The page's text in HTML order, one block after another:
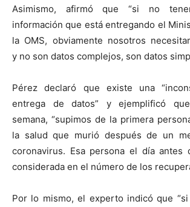
Asimismo, afirmó que “si no
información que está entregando el
la OMS, obviamente nosotros
y no son datos complejos, son datos
Pérez declaró que existe una
entrega de datos” y ejemplificó
semana, “supimos de la primera
la salud que murió después de un
coronavirus. Esa persona el día antes
considerada en el número de los
Por lo mismo, el experto indicó que